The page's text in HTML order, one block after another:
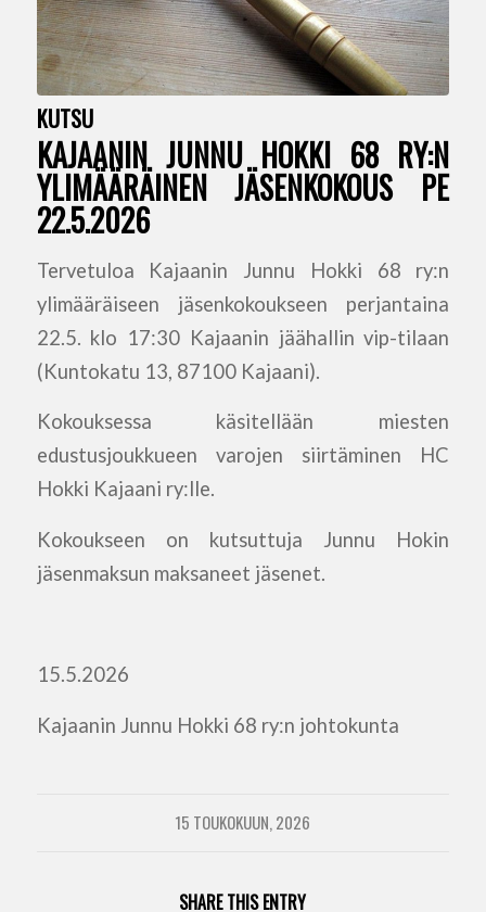
KUTSU
KAJAANIN JUNNU HOKKI 68 RY:N
YLIMÄÄRÄINEN JÄSENKOKOUS PE
22.5.2026
Tervetuloa Kajaanin Junnu Hokki 68 ry:n
ylimääräiseen jäsenkokoukseen perjantaina
22.5. klo 17:30 Kajaanin jäähallin vip-tilaan
(Kuntokatu 13, 87100 Kajaani).
Kokouksessa käsitellään miesten
edustusjoukkueen varojen siirtäminen HC
Hokki Kajaani ry:lle.
Kokoukseen on kutsuttuja Junnu Hokin
jäsenmaksun maksaneet jäsenet.
15.5.2026
Kajaanin Junnu Hokki 68 ry:n johtokunta
15 TOUKOKUUN, 2026
SHARE THIS ENTRY